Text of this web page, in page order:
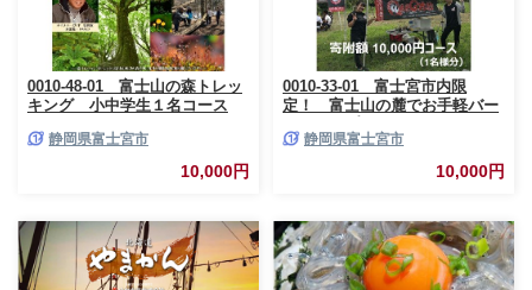
0010-48-01 富士山の森トレッ
キング 小中学生１名コース
静岡県富士宮市
10,000円
0010-33-01 富士宮市内限
定！ 富士山の麓でお手軽バー
（BBQ1人前）
静岡県富士宮市
10,000円